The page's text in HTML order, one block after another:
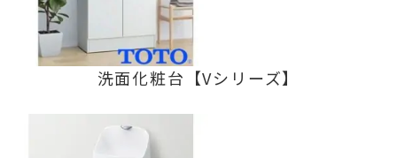
洗面化粧台【Vシリーズ】